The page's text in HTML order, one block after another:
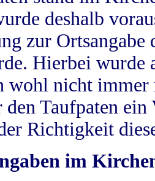
deshalb
zur
Hierbei wurde
wohl nicht
den Taufpaten
Richtigkeit
im